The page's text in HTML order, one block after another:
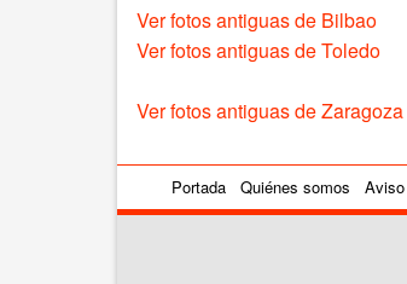
Ver fotos antiguas de Bilbao
Ver fotos antiguas de Toledo
Ver fotos antiguas de Zaragoza
Portada Quiénes somos